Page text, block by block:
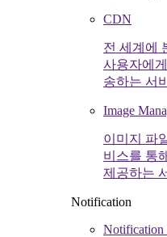
CDN
전 세계에
사용자에
송하는 서
Image
이미지 파
비스를 통
제공하는
Notification
Notification